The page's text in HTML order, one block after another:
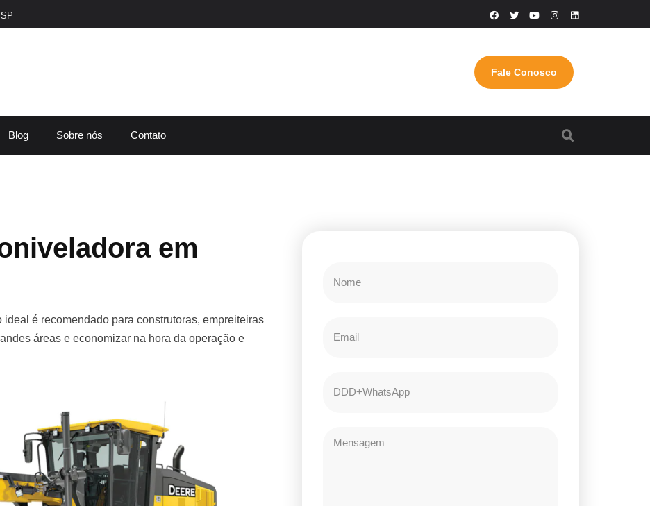
Fale Conosco
Blog Sobre nós Contato
em
é recomendado para construtoras, empreiteiras
áreas e economizar na hora da operação e